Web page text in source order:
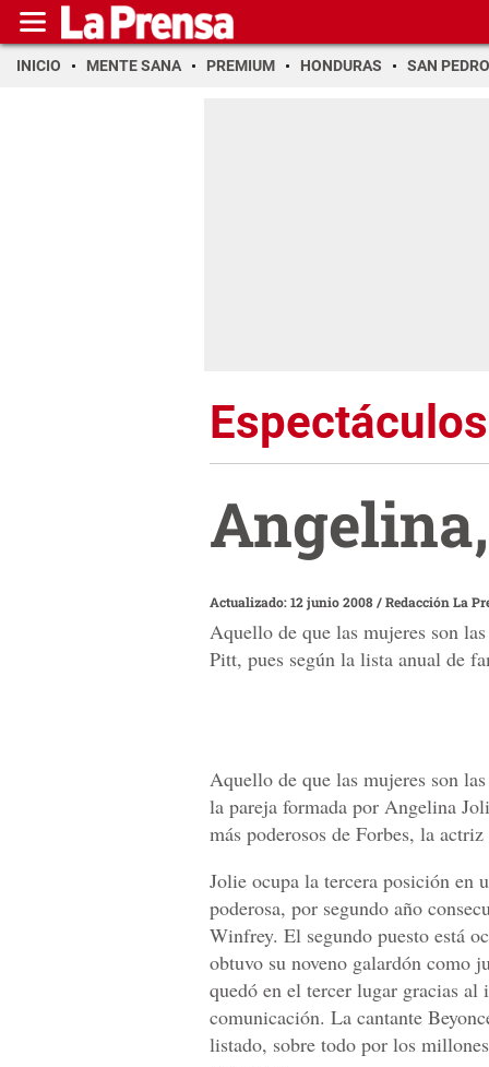
INICIO MENTE SANA PREMIUM HONDURAS SAN PEDRO
Espectáculos
Actualizado: 12 junio 2008/Redacción La
Aquello de que las mujeres son
Pitt, pues según la lista anual de
Aquello de que las mujeres son
la pareja formada por Angelina
más poderosos de Forbes, la
Jolie ocupa la tercera posición en
poderosa, por segundo año
Winfrey. El segundo puesto está
obtuvo su noveno galardón como
quedó en el tercer lugar gracias al
comunicación. La cantante
listado, sobre todo por los